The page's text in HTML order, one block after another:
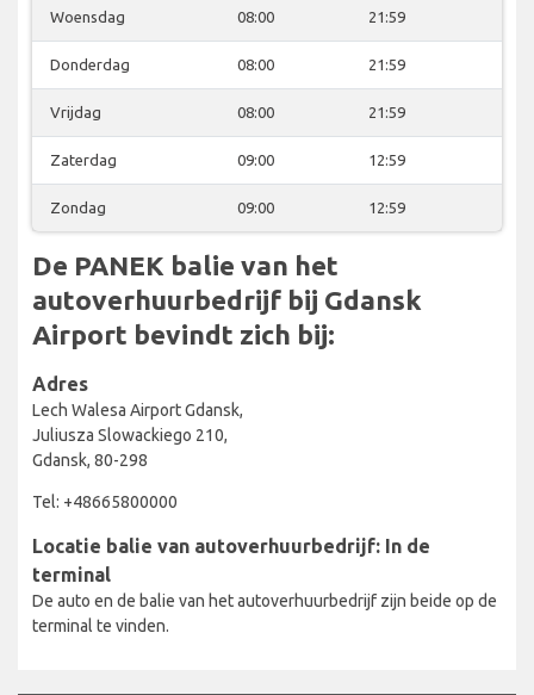
Woensdag 08:00 21:59
Donderdag 08:00 21:59
Vrijdag 08:00 21:59
Zaterdag 09:00 12:59
Zondag 09:00 12:59
De PANEK balie van het
autoverhuurbedrijf bij Gdansk
Airport bevindt zich bij:
Adres
Lech Walesa Airport Gdansk,
Juliusza Slowackiego 210,
Gdansk, 80-298
Tel: +48665800000
Locatie balie van autoverhuurbedrijf: In de
terminal
De auto en de balie van het autoverhuurbedrijf zijn beide op de
terminal te vinden.